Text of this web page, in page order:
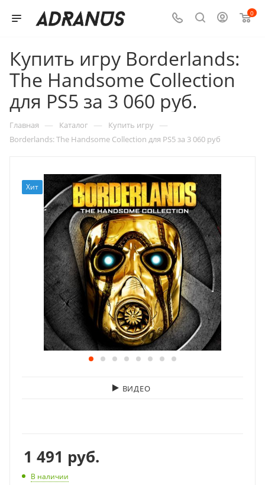
0
Купить игру Borderlands:
The Handsome Collection
для PS5 за 3 060 руб.
Главная — Каталог — Купить игру —
Borderlands: The Handsome Collection для PS5 за 3 060 руб
Хит
ВИДЕО
1 491 руб.
В наличии